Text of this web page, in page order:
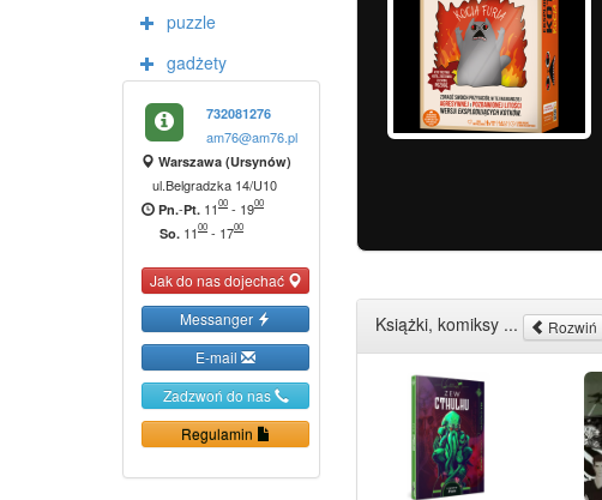
puzzle
gadżety
732081276
am76@am76.pl
Warszawa (Ursynów)
ul.Belgradzka 14/U10
Pn.-Pt. 1100 - 1900
So. 1100 - 1700
Jak do nas dojechać
Messanger
E-mail
Zadzwoń do nas
Regulamin
Książki, komiksy ... Rozwiń